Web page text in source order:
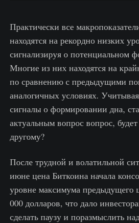
Практически все
находятся на рекордно низких
сигнализируя о потенциальном
Многие из них находятся на
по сравнению с предыдущими
аналогичных условиях.
сигналы о формировании дна,
актуальным вопрос вопрос,
другому?
После трудной и волатильной
июне цена Биткоина начала
уровне максимума предыдущего
000 долларов, что дало
сделать паузу и поразмыслить